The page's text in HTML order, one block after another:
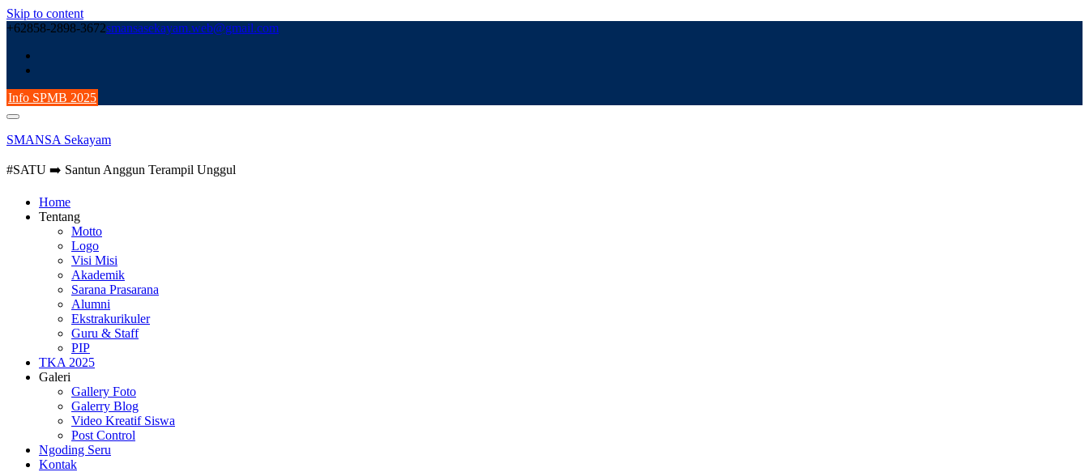
Skip to content
+62858-2898-3672smansasekayam.web@gmail.com
Info SPMB 2025
SMANSA Sekayam
#SATU ➡️ Santun Anggun Terampil Unggul
Home
Tentang
Motto
Logo
Visi Misi
Akademik
Sarana Prasarana
Alumni
Ekstrakurikuler
Guru & Staff
PIP
TKA 2025
Galeri
Gallery Foto
Galerry Blog
Video Kreatif Siswa
Post Control
Ngoding Seru
Kontak